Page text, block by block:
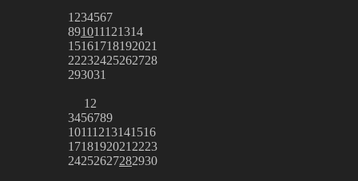
1 234567
891011121314
15161718192021
22232425262728
293031
1 2
3456789
10111213141516
1718192021 2223
24252627282930